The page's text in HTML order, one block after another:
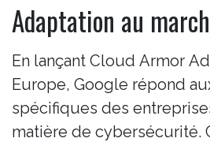
Adaptation au
En lançant Cloud Armor
Europe, Google répond
spécifiques des
matière de cybersécurité.